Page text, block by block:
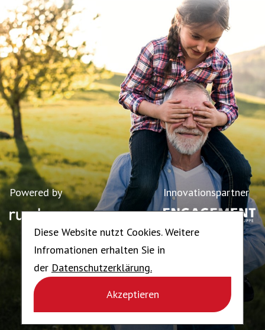
Powered by
Datenschutz Impressum
Innovationspartner
Diese Website nutzt Cookies. Weitere
Infromationen erhalten Sie in
der Datenschutzerklärung.
Akzeptieren